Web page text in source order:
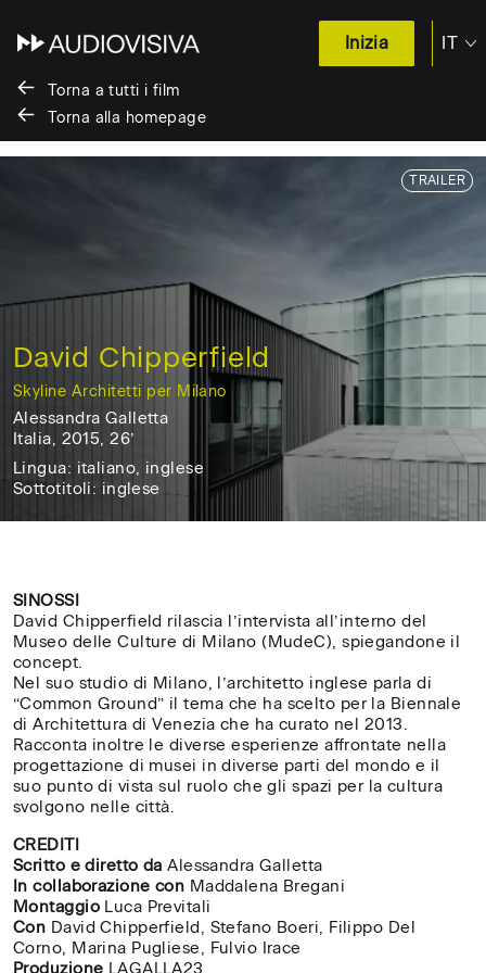
Inizia IT
Torna a tutti i film
Torna alla homepage
David Chipperfield
Skyline Architetti per Milano
Alessandra Galletta
Italia, 2015, 26’
Italia,
2015,
26'
Lingua: italiano, inglese
Sottotitoli: inglese
TRAILER
SINOSSI
David Chipperfield rilascia l’intervista all’interno del
Museo delle Culture di Milano (MudeC), spiegandone il
concept.
Nel suo studio di Milano, l’architetto inglese parla di
“Common Ground” il tema che ha scelto per la Biennale
di Architettura di Venezia che ha curato nel 2013.
Racconta inoltre le diverse esperienze affrontate nella
progettazione di musei in diverse parti del mondo e il
suo punto di vista sul ruolo che gli spazi per la cultura
svolgono nelle città.
CREDITI
Scritto e diretto da Alessandra Galletta
In collaborazione con Maddalena Bregani
MontaggioLuca Previtali
Con David Chipperfield, Stefano Boeri, Filippo Del
Corno, Marina Pugliese, Fulvio Irace
Produzione LAGALLA23